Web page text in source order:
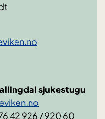
sjukestugu
42 926 / 920 60